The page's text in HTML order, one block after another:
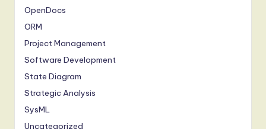
OpenDocs
ORM
Project Management
Software Development
State Diagram
Strategic Analysis
SysML
Uncategorized